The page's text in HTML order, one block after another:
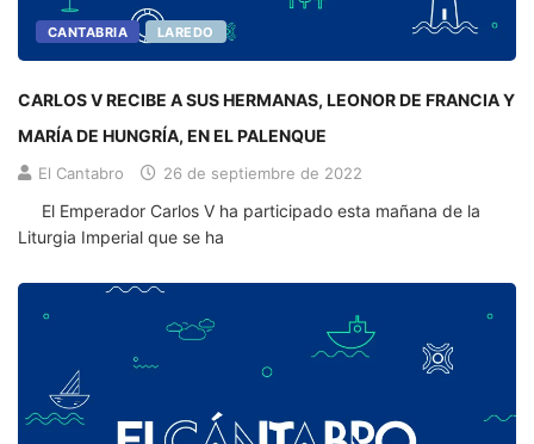
CANTABRIA LAREDO
CARLOS V RECIBE A SUS HERMANAS, LEONOR DE FRANCIA Y
MARÍA DE HUNGRÍA, EN EL PALENQUE
El Cantabro 26 de septiembre de 2022
El Emperador Carlos V ha participado esta mañana de la
Liturgia Imperial que se ha